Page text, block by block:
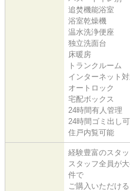
追焚機能浴室
浴室乾燥機
温水洗浄便座
独立洗面台
床暖房
トランクルーム
インターネット
オートロック
宅配ボックス
24時間有人管理
24時間ゴミ出し可
住戸内覧可能
経験豊富のスタ
スタッフ全員が
件で
ご購入いただけ